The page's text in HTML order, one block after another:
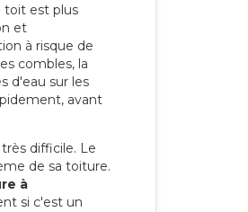
toit est plus
et
à risque de
combles, la
d'eau sur les
avant
difficile. Le
de sa toiture.
à
si c'est un